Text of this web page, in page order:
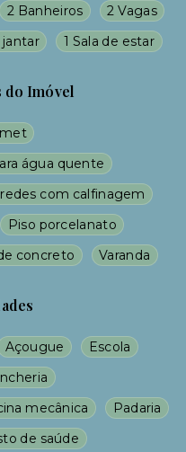
2 Banheiros
2 Vagas
jantar 1 Sala de estar
do Imóvel
água quente
com calfinagem
Piso porcelanato
concreto Varanda
Açougue
Escola
mecânica
Padaria
de saúde